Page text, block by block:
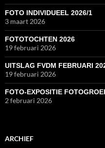
FOTO INDIVIDUEEL 2026/1
3 maart 2026
FOTOTOCHTEN 2026
19 februari 2026
UITSLAG FVDM FEBRUARI
19 februari 2026
FOTO-EXPOSITIE
2 februari 2026
ARCHIEF